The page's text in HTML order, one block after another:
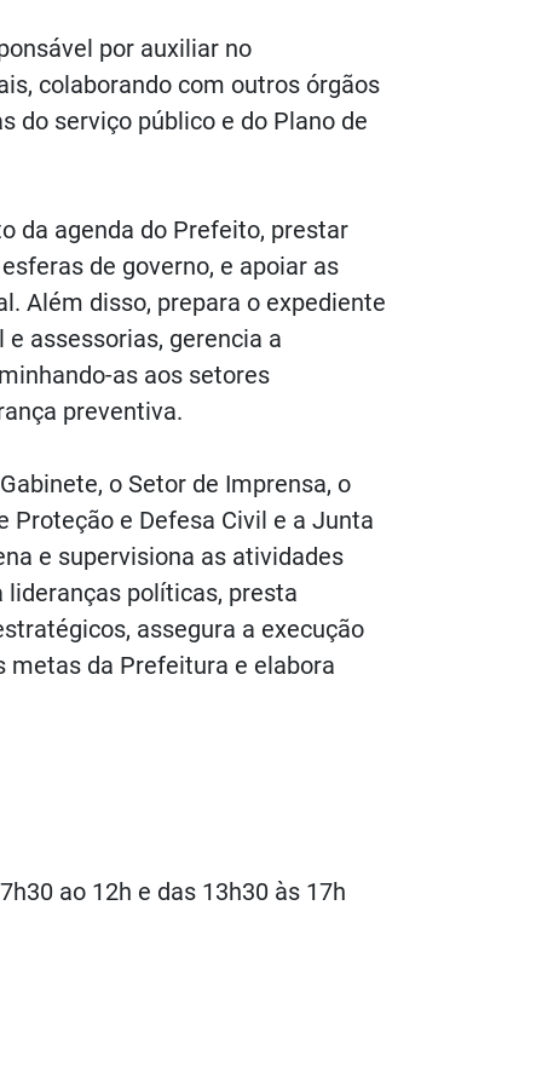
por auxiliar no
colaborando com outros órgãos
do serviço público e do Plano de
da agenda do Prefeito, prestar
de governo, e apoiar as
Além disso, prepara o expediente
assessorias, gerencia a
as aos setores
preventiva.
o Setor de Imprensa, o
Proteção e Defesa Civil e a Junta
e supervisiona as atividades
políticas, presta
assegura a execução
metas da Prefeitura e elabora
ao 12h e das 13h30 às 17h